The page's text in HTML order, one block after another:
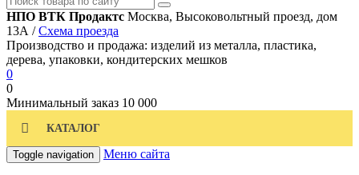
НПО ВТК Продактс Москва, Высоковольтный проезд, дом
13А /Схема проезда
Производство и продажа: изделий из металла, пластика,
дерева, упаковки, кондитерских мешков
0
0
Минимальный заказ 10 000
КАТАЛОГ
Toggle navigation Меню сайта